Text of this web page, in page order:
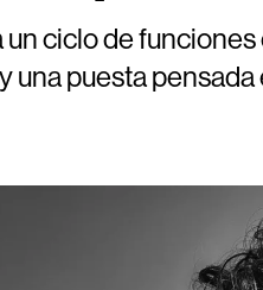
un ciclo de
una puesta